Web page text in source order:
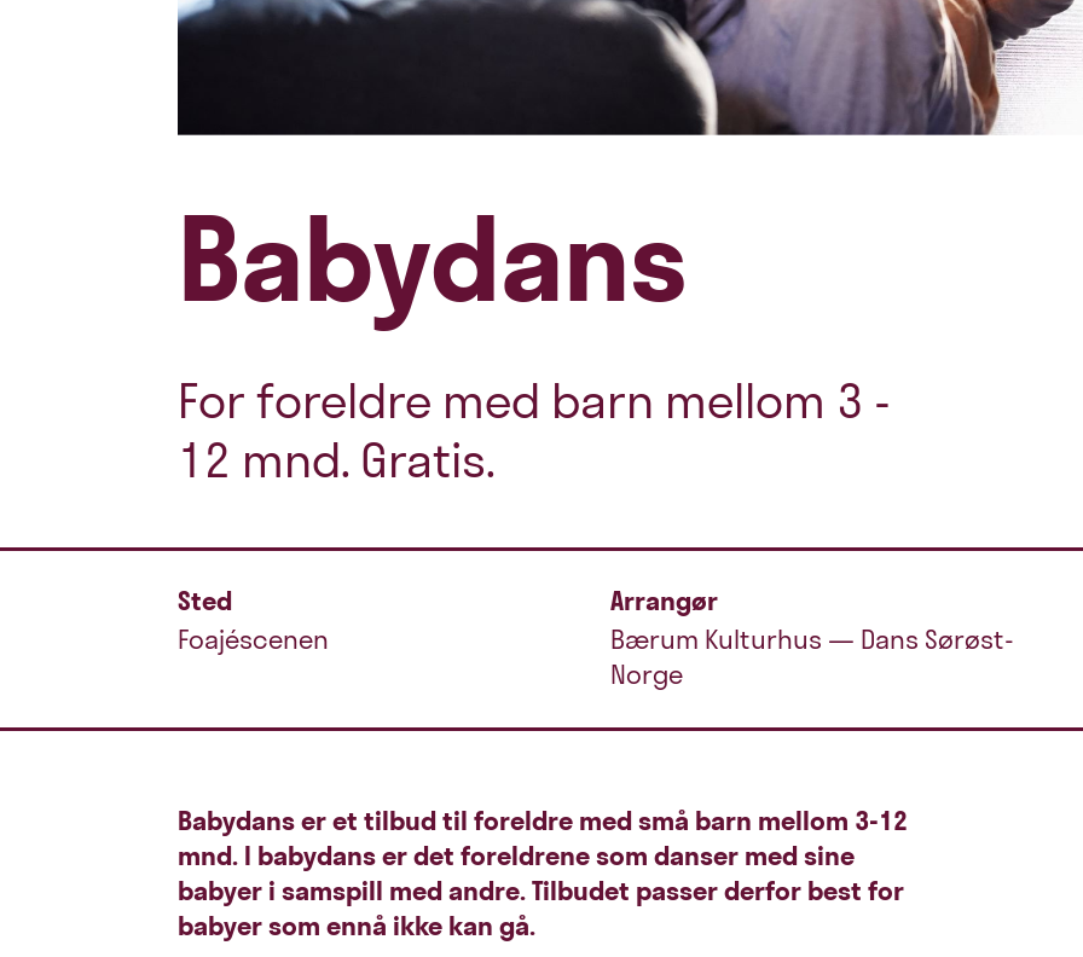
Babydans
For foreldre med barn mellom 3 -
12 mnd. Gratis.
Sted
Foajéscenen
Arrangør
Bærum Kulturhus — Dans Sørøst-
Norge
Babydans er et tilbud til foreldre med små barn mellom 3-12
mnd. I babydans er det foreldrene som danser med sine
babyer i samspill med andre. Tilbudet passer derfor best for
babyer som ennå ikke kan gå.